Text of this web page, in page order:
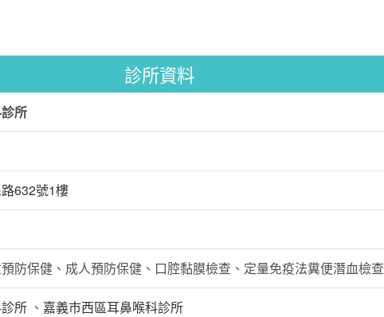
診所資料
所
632號1樓
防保健、成人預防保健、口腔黏膜檢查、定量免疫法糞便潛血檢查
所 、 嘉義市西區耳鼻喉科診所